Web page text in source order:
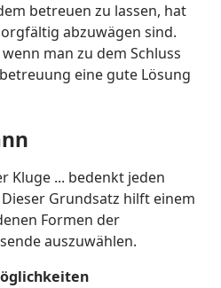
betreuen zu lassen, hat
abzuwägen sind.
man zu dem Schluss
eine gute Lösung
Kluge ... bedenkt jeden
Dieser Grundsatz hilft einem
Formen der
auszuwählen.